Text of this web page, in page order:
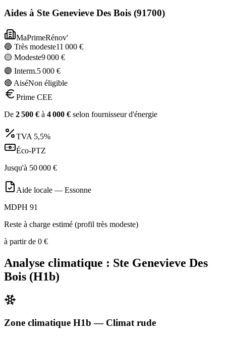
Aides à Ste Genevieve Des Bois (91700)
MaPrimeRénov'
🔵 Très modeste11 000 €
🟡 Modeste9 000 €
🟣 Interm.5 000 €
🔴 AiséNon éligible
Prime CEE
De 2 500 € à 4 000 € selon fournisseur d'énergie
TVA 5,5%
Éco-PTZ
Jusqu'à 50 000 €
Aide locale — Essonne
MDPH 91
Reste à charge estimé (profil très modeste)
à partir de 0 €
Analyse climatique : Ste Genevieve Des
Bois (H1b)
Zone climatique H1b — Climat rude